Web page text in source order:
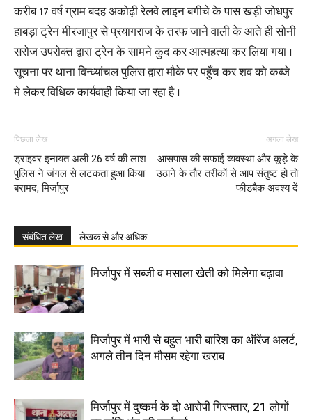
करीब 17 वर्ष ग्राम बदह अकोढ़ी रेलवे लाइन बगीचे के पास खड़ी जोधपुर
हाबड़ा ट्रेन मीरजापुर से प्रयागराज के तरफ जाने वाली के आते ही सोनी
सरोज उपरोक्त द्वारा ट्रेन के सामने कुद कर आत्महत्या कर लिया गया ।
सूचना पर थाना विन्ध्यांचल पुलिस द्वारा मौके पर पहुँच कर शव को कब्जे
मे लेकर विधिक कार्यवाही किया जा रहा है ।
पिछला लेख
ड्राइवर इनायत अली 26 वर्ष की लाश
पुलिस ने जंगल से लटकता हुआ किया
बरामद, मिर्जापुर
अगला लेख
आसपास की सफाई व्यवस्था और कूड़े के
उठाने के तौर तरीकों से आप संतुष्ट हो तो
फीडबैक अवश्य दें
संबंधित लेख लेखक से और अधिक
मिर्जापुर में सब्जी व मसाला खेती को मिलेगा बढ़ावा
मिर्जापुर में भारी से बहुत भारी बारिश का ऑरेंज अलर्ट,
अगले तीन दिन मौसम रहेगा खराब
मिर्जापुर में दुष्कर्म के दो आरोपी गिरफ्तार, 21 लोगों